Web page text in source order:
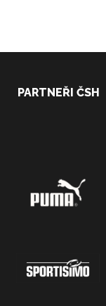
PARTNEŘI ČSH